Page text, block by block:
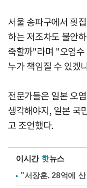
서울 송파구에서 횟
하는 저조차도 불안
죽할까"라며 "오염
누가 책임질 수 있겠
전문가들은 일본 오
생각해야지, 일본 국
고 조언했다.
이시간 핫뉴스
"서장훈, 28억에